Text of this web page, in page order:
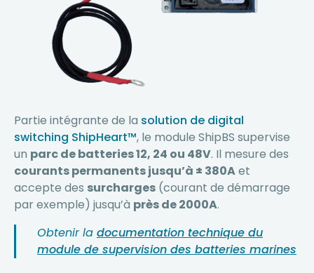
Partie intégrante de la solution de digital
switching ShipHeart™, le module ShipBS supervise
un parc de batteries 12, 24 ou 48V. Il mesure des
courants permanents jusqu’à ± 380Aet
accepte des surcharges (courant de démarrage
par exemple) jusqu’à près de 2000A.
Obtenir la documentation technique du
module de supervision des batteries marines